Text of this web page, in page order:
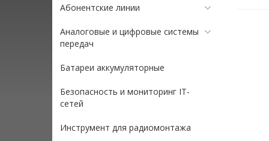
Абонентские линии
Аналоговые и цифровые системы
передач
Батареи аккумуляторные
Безопасность и мониторинг IT-
сетей
Инструмент для радиомонтажа